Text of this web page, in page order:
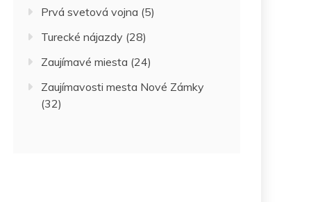
Prvá svetová vojna (5)
Turecké nájazdy (28)
Zaujímavé miesta (24)
Zaujímavosti mesta Nové Zámky
(32)